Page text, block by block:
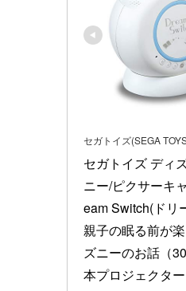
セガトイズ(SEGA
セガトイズ ディ
ニー/ピクサーキ
eam Switch(ドリ
親子の眠る前が
ズニーのお話（
本プロジェクター